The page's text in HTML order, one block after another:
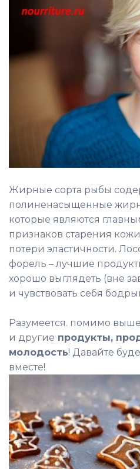
Жирные сорта рыбы
полиненасыщенные
которые являются
признаков старения
потери эластичности.
форель – лучшие
хорошо выглядеть (вне
и чувствовать себя
Разумеется. помимо
и другие продукты,
молодость! Давайте
вместе!